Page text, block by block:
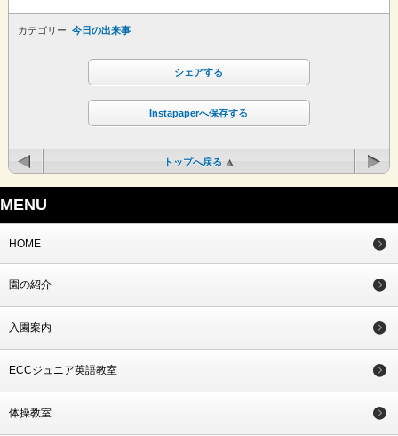
カテゴリー: 今日の出来事
シェアする
Instapaperへ保存する
トップへ戻る
MENU
HOME
園の紹介
入園案内
ECCジュニア英語教室
体操教室